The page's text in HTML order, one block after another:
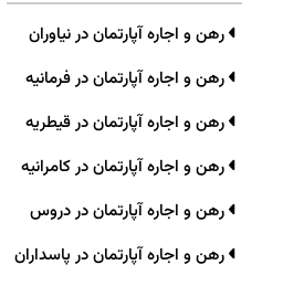
رهن و اجاره آپارتمان در نیاوران
رهن و اجاره آپارتمان در فرمانیه
رهن و اجاره آپارتمان در قیطریه
رهن و اجاره آپارتمان در کامرانیه
رهن و اجاره آپارتمان در دروس
رهن و اجاره آپارتمان در پاسداران